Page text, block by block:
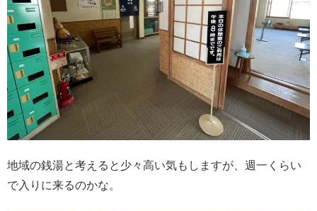
地域の銭湯と考えると少々高い気もしますが、週一くらい
で入りに来るのかな。